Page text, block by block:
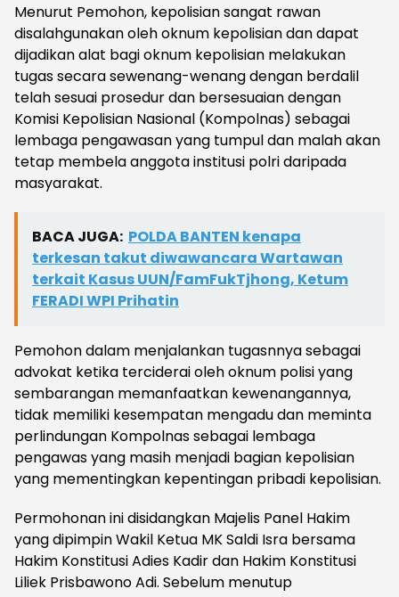
Menurut Pemohon, kepolisian sangat rawan
disalahgunakan oleh oknum kepolisian dan dapat
dijadikan alat bagi oknum kepolisian melakukan
tugas secara sewenang-wenang dengan berdalil
telah sesuai prosedur dan bersesuaian dengan
Komisi Kepolisian Nasional (Kompolnas) sebagai
lembaga pengawasan yang tumpul dan malah akan
tetap membela anggota institusi polri daripada
masyarakat.
BACA JUGA: POLDA BANTEN kenapa
terkesan takut diwawancara Wartawan
terkait Kasus UUN/FamFukTjhong, Ketum
FERADI WPI Prihatin
Pemohon dalam menjalankan tugasnnya sebagai
advokat ketika terciderai oleh oknum polisi yang
sembarangan memanfaatkan kewenangannya,
tidak memiliki kesempatan mengadu dan meminta
perlindungan Kompolnas sebagai lembaga
pengawas yang masih menjadi bagian kepolisian
yang mementingkan kepentingan pribadi kepolisian.
Permohonan ini disidangkan Majelis Panel Hakim
yang dipimpin Wakil Ketua MK Saldi Isra bersama
Hakim Konstitusi Adies Kadir dan Hakim Konstitusi
Liliek Prisbawono Adi. Sebelum menutup